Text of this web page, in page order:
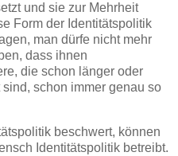
und sie zur Mehrheit
Form der Identitätspolitik
man dürfe nicht mehr
dass ihnen
die schon länger oder
schon immer genau so
beschwert, können
Identitätspolitik betreibt.